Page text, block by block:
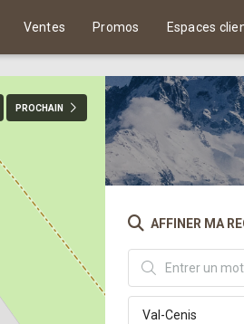
Ventes Promos Espaces
PROCHAIN
AFFINER MA
Val-Cenis